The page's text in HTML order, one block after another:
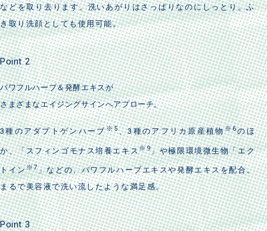
などを取り去ります。洗いあがりはさっぱりなのにしっとり。ふ
き取り洗顔としても使用可能。
Point 2
パワフルハーブ＆発酵エキスが
さまざまなエイジングサインへアプローチ。
3種のアダプトゲンハーブ※5、3種のアフリカ原産植物※6のほ
か、「スフィンゴモナス培養エキス※9」や極限環境微生物「エク
トイン※7」などの、パワフルハーブエキスや発酵エキスを配合。
まるで美容液で洗い流したような満足感。
Point 3